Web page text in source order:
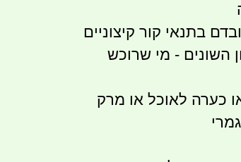
בתנאי קור קיצוניים
השונים - מי שרוכש
כערה לאוכל או מרק